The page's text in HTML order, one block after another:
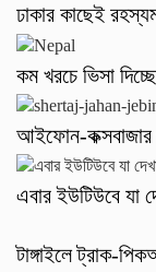
ঢাকার কাছেই
কম খরচে ভিসা
আইফোন-কক্সবাজার
এবার ইউটিউবে যা
টাঙ্গাইলে ট্রাক-